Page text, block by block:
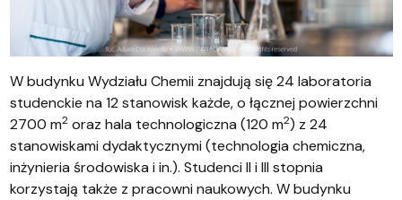
W budynku Wydziału Chemii znajdują się 24 laboratoria
studenckie na 12 stanowisk każde, o łącznej powierzchni
2700 m2oraz hala technologiczna (120 m2) z 24
stanowiskami dydaktycznymi (technologia chemiczna,
inżynieria środowiska i in.). Studenci II i III stopnia
korzystają także z pracowni naukowych. W budynku